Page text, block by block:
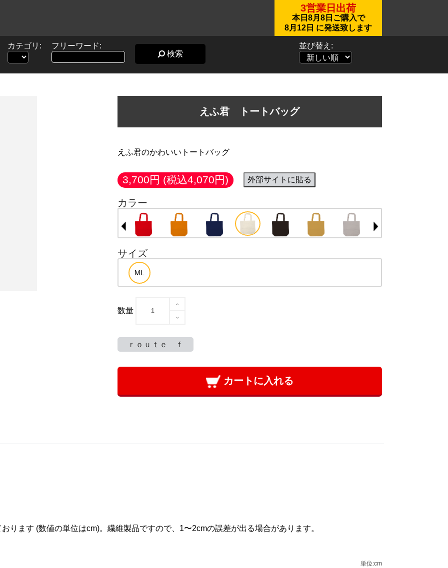
3営業日出荷
本日 8月8日 ご購入で
8月12日 に発送致します
カテゴリ:
フリーワード:
検索
並び替え:
えふ君 トートバッグ
えふ君のかわいいトートバッグ
3,700円 (税込4,070円) 外部サイトに貼る
カラー
サイズ
数量
ｒｏｕｔｅ ｆ
カートに入れる
ります (数値の単位はcm)。繊維製品ですので、1〜2cmの誤差が出る場合があります。
単位:cm